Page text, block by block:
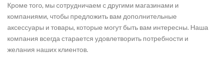
Кроме того, мы сотрудничаем с другими магазинами и
компаниями, чтобы предложить вам дополнительные
аксессуары и товары, которые могут быть вам интересны. Наша
компания всегда старается удовлетворить потребности и
желания наших клиентов.